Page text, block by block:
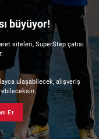
büyüyor!
siteleri, SuperStep çatısı
ulaşabilecek, alışveriş
Et